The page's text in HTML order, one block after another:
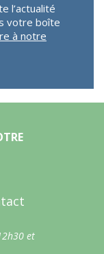
l’actualité
votre boîte
à notre
et